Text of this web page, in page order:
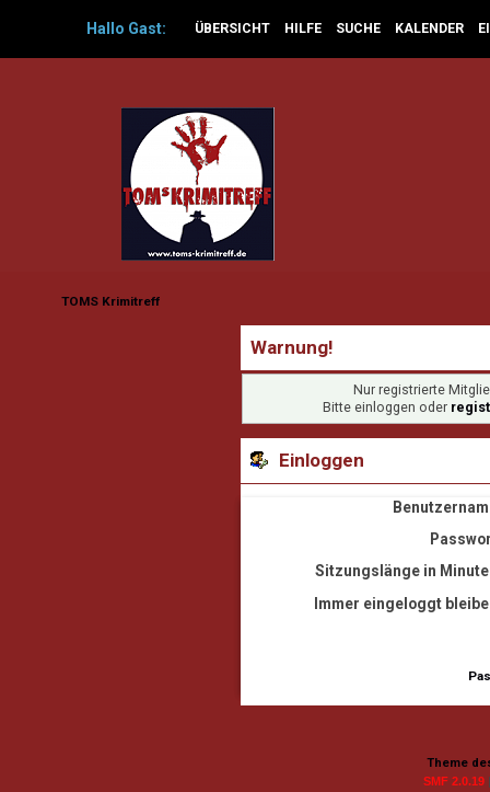
Hallo Gast: ÜBERSICHT HILFE SUCHE KALENDER
TOMS Krimitreff
Warnung!
Nur registrierte
Bitte einloggen oder
Einloggen
Sitzungslänge in
Immer eingeloggt
Theme
SMF 2.0.19